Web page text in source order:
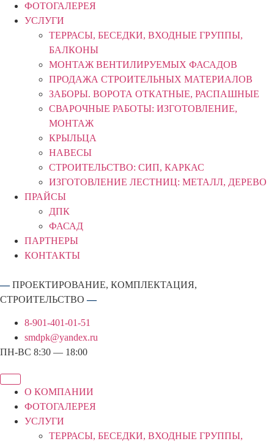
ФОТОГАЛЕРЕЯ
УСЛУГИ
ТЕРРАСЫ, БЕСЕДКИ, ВХОДНЫЕ ГРУППЫ,
БАЛКОНЫ
МОНТАЖ ВЕНТИЛИРУЕМЫХ ФАСАДОВ
ПРОДАЖА СТРОИТЕЛЬНЫХ МАТЕРИАЛОВ
ЗАБОРЫ. ВОРОТА ОТКАТНЫЕ, РАСПАШНЫЕ
СВАРОЧНЫЕ РАБОТЫ: ИЗГОТОВЛЕНИЕ,
МОНТАЖ
КРЫЛЬЦА
НАВЕСЫ
СТРОИТЕЛЬСТВО: СИП, КАРКАС
ИЗГОТОВЛЕНИЕ ЛЕСТНИЦ: МЕТАЛЛ, ДЕРЕВО
ПРАЙСЫ
ДПК
ФАСАД
ПАРТНЕРЫ
КОНТАКТЫ
—ПРОЕКТИРОВАНИЕ, КОМПЛЕКТАЦИЯ,
СТРОИТЕЛЬСТВО—
8-901-401-01-51
smdpk@yandex.ru
ПН-ВС 8:30 — 18:00
О КОМПАНИИ
ФОТОГАЛЕРЕЯ
УСЛУГИ
ТЕРРАСЫ, БЕСЕДКИ, ВХОДНЫЕ ГРУППЫ,